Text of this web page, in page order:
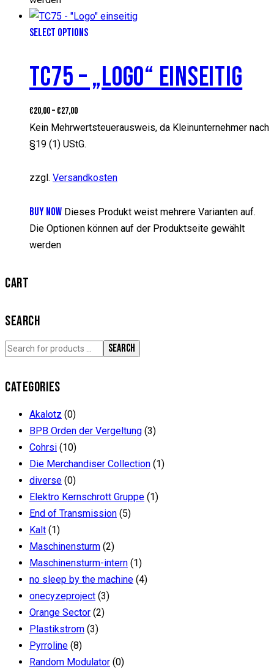
SELECT OPTIONS
TC75 – „LOGO“ EINSEITIG
€20,00–€27,00
Kein Mehrwertsteuerausweis, da Kleinunternehmer nach
§19 (1) UStG.
zzgl. Versandkosten
BUY NOW Dieses Produkt weist mehrere Varianten auf.
Die Optionen können auf der Produktseite gewählt
werden
CART
SEARCH
SEARCH
CATEGORIES
Akalotz (0)
BPB Orden der Vergeltung (3)
Cohrsi (10)
Die Merchandiser Collection (1)
diverse (0)
Elektro Kernschrott Gruppe (1)
End of Transmission (5)
Kalt (1)
Maschinensturm (2)
Maschinensturm-intern (1)
no sleep by the machine (4)
onecyzeproject (3)
Orange Sector (2)
Plastikstrom (3)
Pyrroline (8)
Random Modulator (0)